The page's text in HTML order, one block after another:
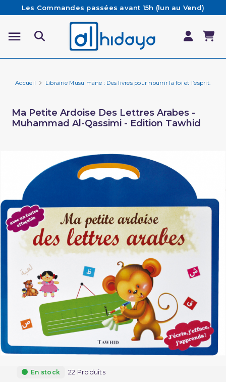
Les Commandes passées avant 15h (lun au Vend)
sont préparées et expédiées le jour même
Besoin d'aide ? Retrouvez notre FAQ
Livraison offerte à partir de 65€ d'achat*
Accueil Librairie Musulmane : Des livres pour nourrir la foi et l’esprit.
Ma Petite Ardoise Des Lettres Arabes -
Muhammad Al-Qassimi - Edition Tawhid
En stock 22 Produits